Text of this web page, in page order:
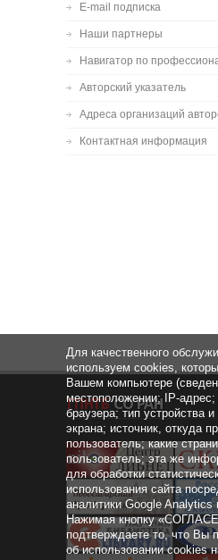
E-mail подписка
Наши партнеры
Навигатор по
Авторский указатель
Адреса организаций
Контактная информация
Для качественного
используем cookies,
Вашем компьютере
местоположении; IP-
браузера; тип устройства
экрана; источник, откуда
пользователь; какие
пользователь; эта же
для обработки
использования сайта
аналитики Google
Нажимая кнопку
подтверждаете то, что Вы
об использовании cookies